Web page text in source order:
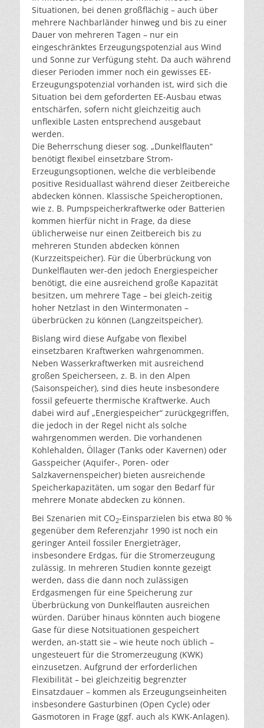
Situationen, bei denen großflächig – auch über
mehrere Nachbarländer hinweg und bis zu einer
Dauer von mehreren Tagen – nur ein
eingeschränktes Erzeugungspotenzial aus Wind
und Sonne zur Verfügung steht. Da auch während
dieser Perioden immer noch ein gewisses EE-
Erzeugungspotenzial vorhanden ist, wird sich die
Situation bei dem geforderten EE-Ausbau etwas
entschärfen, sofern nicht gleichzeitig auch
unflexible Lasten entsprechend ausgebaut
werden.
Die Beherrschung dieser sog. „Dunkelflauten“
benötigt flexibel einsetzbare Strom-
Erzeugungsoptionen, welche die verbleibende
positive Residuallast während dieser Zeitbereiche
abdecken können. Klassische Speicheroptionen,
wie z. B. Pumpspeicherkraftwerke oder Batterien
kommen hierfür nicht in Frage, da diese
üblicherweise nur einen Zeitbereich bis zu
mehreren Stunden abdecken können
(Kurzzeitspeicher). Für die Überbrückung von
Dunkelflauten wer-den jedoch Energiespeicher
benötigt, die eine ausreichend große Kapazität
besitzen, um mehrere Tage – bei gleich-zeitig
hoher Netzlast in den Wintermonaten –
überbrücken zu können (Langzeitspeicher).
Bislang wird diese Aufgabe von flexibel
einsetzbaren Kraftwerken wahrgenommen.
Neben Wasserkraftwerken mit ausreichend
großen Speicherseen, z. B. in den Alpen
(Saisonspeicher), sind dies heute insbesondere
fossil gefeuerte thermische Kraftwerke. Auch
dabei wird auf „Energiespeicher“ zurückgegriffen,
die jedoch in der Regel nicht als solche
wahrgenommen werden. Die vorhandenen
Kohlehalden, Öllager (Tanks oder Kavernen) oder
Gasspeicher (Aquifer-, Poren- oder
Salzkavernenspeicher) bieten ausreichende
Speicherkapazitäten, um sogar den Bedarf für
mehrere Monate abdecken zu können.
Bei Szenarien mit CO2-Einsparzielen bis etwa 80 %
gegenüber dem Referenzjahr 1990 ist noch ein
geringer Anteil fossiler Energieträger,
insbesondere Erdgas, für die Stromerzeugung
zulässig. In mehreren Studien konnte gezeigt
werden, dass die dann noch zulässigen
Erdgasmengen für eine Speicherung zur
Überbrückung von Dunkelflauten ausreichen
würden. Darüber hinaus könnten auch biogene
Gase für diese Notsituationen gespeichert
werden, an-statt sie – wie heute noch üblich –
ungesteuert für die Stromerzeugung (KWK)
einzusetzen. Aufgrund der erforderlichen
Flexibilität – bei gleichzeitig begrenzter
Einsatzdauer – kommen als Erzeugungseinheiten
insbesondere Gasturbinen (Open Cycle) oder
Gasmotoren in Frage (ggf. auch als KWK-Anlagen).